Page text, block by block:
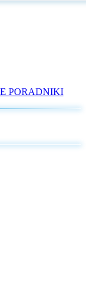
PORADNIKI